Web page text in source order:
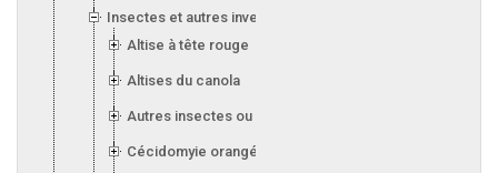
Insectes et autres invertébrés
Altise à tête rouge
Altises du canola
Autres insectes ou invertébrés
Cécidomyie orangée du blé